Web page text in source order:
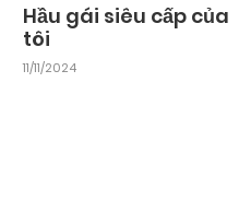
Hầu gái siêu cấp của
tôi
11/11/2024